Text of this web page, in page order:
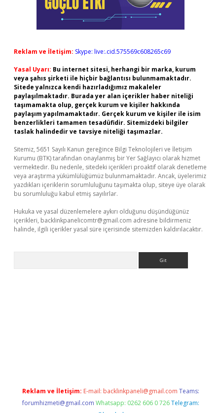
Reklam ve İletişim: Skype: live:.cid.575569c608265c69
Yasal Uyarı: Bu internet sitesi, herhangi bir marka, kurum
veya şahıs şirketi ile hiçbir bağlantısı bulunmamaktadır.
Sitede yalnızca kendi hazırladığımız makaleler
paylaşılmaktadır. Burada yer alan içerikler haber niteliği
taşımamakta olup, gerçek kurum ve kişiler hakkında
paylaşım yapılmamaktadır. Gerçek kurum ve kişiler ile isim
benzerlikleri tamamen tesadüfidir. Sitemizdeki bilgiler
taslak halindedir ve tavsiye niteliği taşımazlar.
Sitemiz, 5651 Sayılı Kanun gereğince Bilgi Teknolojileri ve İletişim
Kurumu (BTK) tarafından onaylanmış bir Yer Sağlayıcı olarak hizmet
vermektedir. Bu nedenle, sitedeki içerikleri proaktif olarak denetleme
veya araştırma yükümlülüğümüz bulunmamaktadır. Ancak, üyelerimiz
yazdıkları içeriklerin sorumluluğunu taşımakta olup, siteye üye olarak
bu sorumluluğu kabul etmiş sayılırlar.
Hukuka ve yasal düzenlemelere aykırı olduğunu düşündüğünüz
içerikleri, backlinkpanelicomtr@gmail.com adresine bildirmeniz
halinde, ilgili içerikler yasal süre içerisinde sitemizden kaldırılacaktır.
Reklam ve İletişim: E-mail: backlinkpaneli@gmail.com Teams:
forumhizmeti@gmail.com Whatsapp: 0262 606 0 726 Telegram: